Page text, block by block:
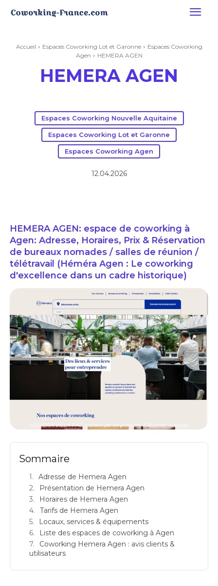
Accueil Espaces Coworking Lot et Garonne
Espaces Coworking
Agen
HEMERA AGEN
HEMERA AGEN
Espaces Coworking Nouvelle Aquitaine
Espaces Coworking Lot et Garonne
Espaces Coworking Agen
12.04.2026
HEMERA AGEN: espace de coworking à
Agen: Adresse, Horaires, Prix & Réservation
de bureaux nomades / salles de réunion /
télétravail (Héméra Agen : Le coworking
d'excellence dans un cadre historique)
HEMERA VILLA FAL: espace de coworking à Biarritz: Adresse
Sommaire
Adresse de Hemera Agen
Présentation de Hemera Agen
Horaires de Hemera Agen
Tarifs de Hemera Agen
Locaux, services & équipements
Liste des espaces de coworking à Agen
Coworking Hemera Agen : avis clients &
utilisateurs